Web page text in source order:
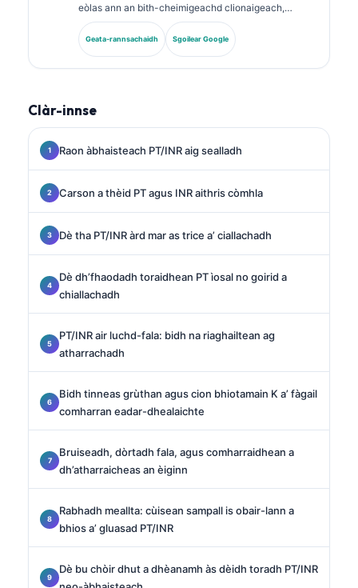
eòlas ann an bith-cheimigeachd clionaigeach,
leigheas-lann, agus rannsachadh biomarkers. B’ e
seann Cheann-suidhe Comann Ceimigeachd
Clionaigeach na Gearmailt a bh’ ann, agus tha e gu
Geata-rannsachaidh Sgoilear Google
Clàr-innse
Raon àbhaisteach PT/INR aig sealladh
Carson a thèid PT agus INR aithris còmhla
Dè tha PT/INR àrd mar as trice a’ ciallachadh
Dè dh’fhaodadh toraidhean PT ìosal no goirid a
chiallachadh
PT/INR air luchd-fala: bidh na riaghailtean ag
atharrachadh
Bidh tinneas grùthan agus cion bhiotamain K a’ fàgail
comharran eadar-dhealaichte
Bruiseadh, dòrtadh fala, agus comharraidhean a
dh’atharraicheas an èiginn
Rabhadh meallta: cùisean sampall is obair-lann a
bhios a’ gluasad PT/INR
Dè bu chòir dhut a dhèanamh às dèidh toradh PT/INR